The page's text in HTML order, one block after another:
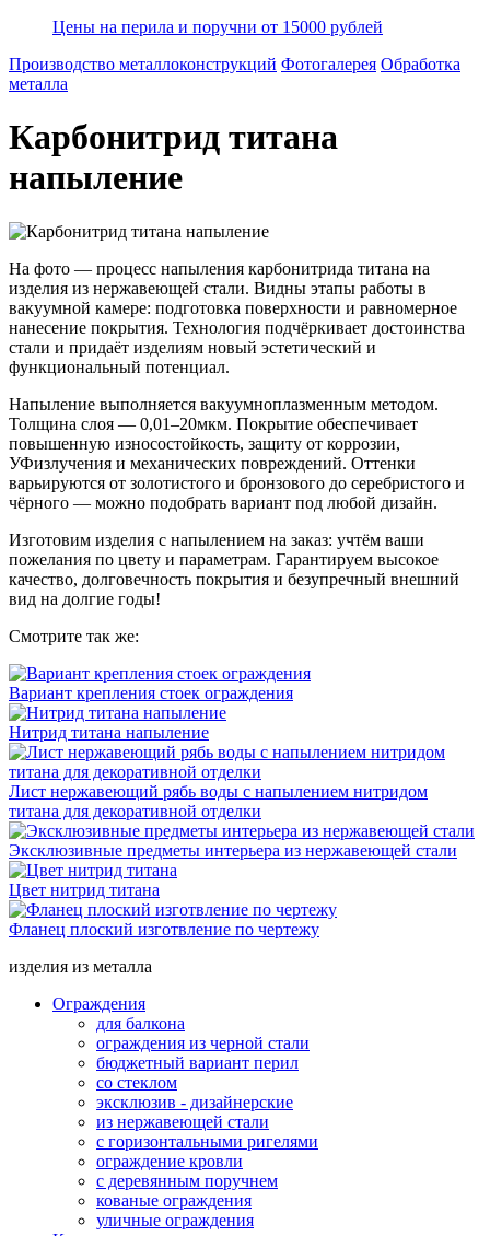
Цены на перила и поручни от 15000 рублей
Производство металлоконструкций Фотогалерея Обработка
металла
Карбонитрид титана
напыление
На фото — процесс напыления карбонитрида титана на
изделия из нержавеющей стали. Видны этапы работы в
вакуумной камере: подготовка поверхности и равномерное
нанесение покрытия. Технология подчёркивает достоинства
стали и придаёт изделиям новый эстетический и
функциональный потенциал.
Напыление выполняется вакуумноплазменным методом.
Толщина слоя — 0,01–20мкм. Покрытие обеспечивает
повышенную износостойкость, защиту от коррозии,
УФизлучения и механических повреждений. Оттенки
варьируются от золотистого и бронзового до серебристого и
чёрного — можно подобрать вариант под любой дизайн.
Изготовим изделия с напылением на заказ: учтём ваши
пожелания по цвету и параметрам. Гарантируем высокое
качество, долговечность покрытия и безупречный внешний
вид на долгие годы!
Смотрите так же:
Вариант крепления стоек ограждения
Нитрид титана напыление
Лист нержавеющий рябь воды с напылением нитридом
титана для декоративной отделки
Эксклюзивные предметы интерьера из нержавеющей стали
Цвет нитрид титана
Фланец плоский изготвление по чертежу
изделия из металла
Ограждения
для балкона
ограждения из черной стали
бюджетный вариант перил
со стеклом
эксклюзив - дизайнерские
из нержавеющей стали
с горизонтальными ригелями
ограждение кровли
с деревянным поручнем
кованые ограждения
уличные ограждения